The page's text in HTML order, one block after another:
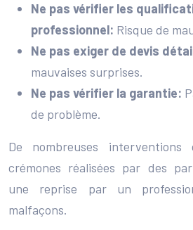
Ne pas vérifier les
professionnel: Risque de
Ne pas exiger de devis
mauvaises surprises.
Ne pas vérifier la garantie:
de problème.
De nombreuses
crémones réalisées par des
une reprise par un
malfaçons.